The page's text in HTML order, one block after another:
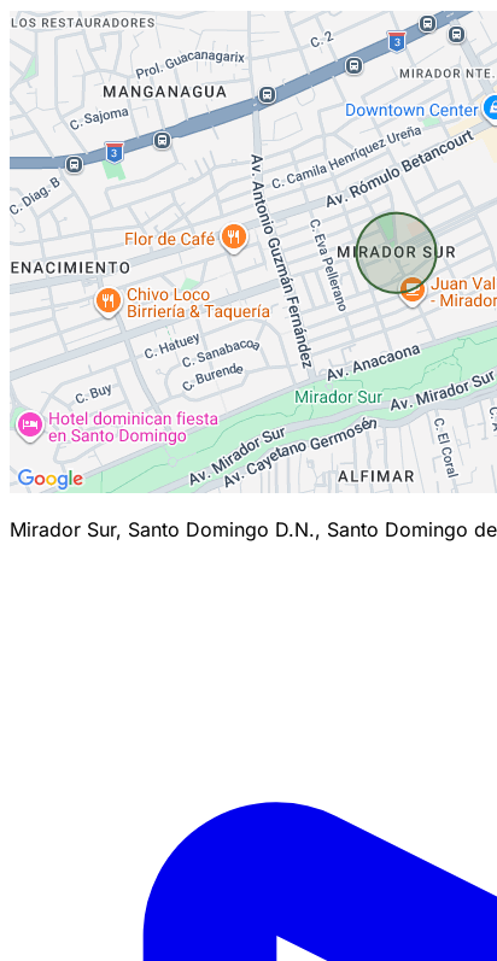
Mirador Sur, Santo Domingo D.N., Santo Domingo